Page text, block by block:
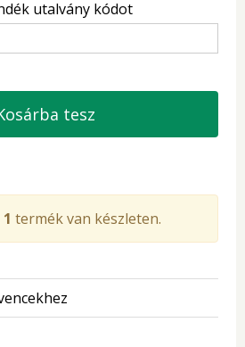
utalvány kódot
tesz
1 termék van készleten.